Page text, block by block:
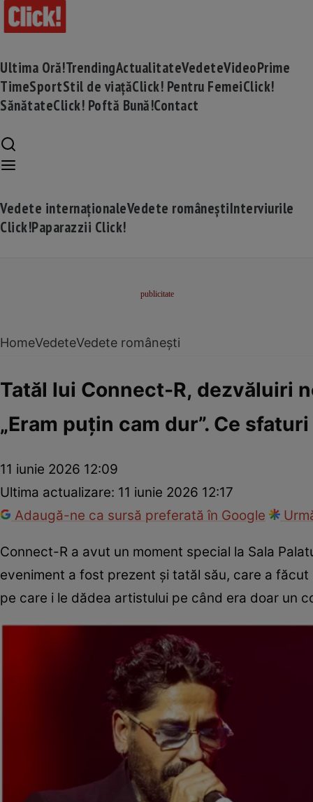
Ultima Oră!TrendingActualitateVedeteVideoPrime
TimeSportStil de viațăClick! Pentru FemeiClick!
SănătateClick! Poftă Bună!Contact
Vedete internaționaleVedete româneștiInterviurile
Click!Paparazzii Click!
HomeVedeteVedete românești
Tatăl lui Connect-R, dezvăluiri
„Eram puțin cam dur”. Ce
11 iunie 2026 12:09
Ultima actualizare: 11 iunie 2026 12:17
Adaugă-ne ca sursă preferată în Google
Connect-R a avut un moment special la Sala
eveniment a fost prezent și tatăl său, care a
pe care i le dădea artistului pe când era doar un